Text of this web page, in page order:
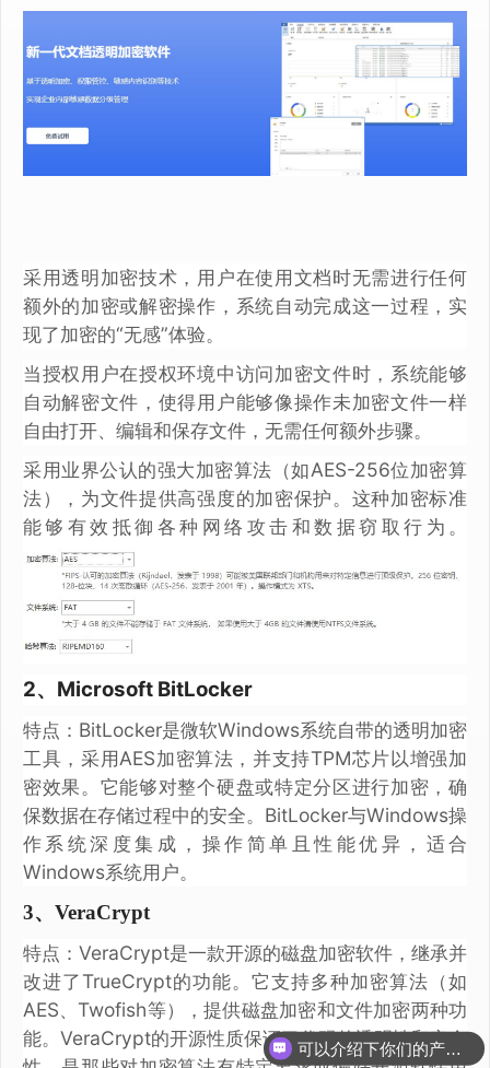
采用透明加密技术，用户在使用文档时无需进行任何
额外的加密或解密操作，系统自动完成这一过程，实
现了加密的“无感”体验。
当授权用户在授权环境中访问加密文件时，系统能够
自动解密文件，使得用户能够像操作未加密文件一样
自由打开、编辑和保存文件，无需任何额外步骤。
采用业界公认的强大加密算法（如AES-256位加密算
法），为文件提供高强度的加密保护。这种加密标准
能够有效抵御各种网络攻击和数据窃取行为。
2、Microsoft BitLocker
特点：BitLocker是微软Windows系统自带的透明加密
工具，采用AES加密算法，并支持TPM芯片以增强加
密效果。它能够对整个硬盘或特定分区进行加密，确
保数据在存储过程中的安全。BitLocker与Windows操
作系统深度集成，操作简单且性能优异，适合
Windows系统用户。
3、VeraCrypt
特点：VeraCrypt是一款开源的磁盘加密软件，继承并
改进了TrueCrypt的功能。它支持多种加密算法（如
AES、Twofish等），提供磁盘加密和文件加密两种功
能。VeraCrypt的开源性质保证了代码的透明性和安全
可以介绍下你们的产品么？